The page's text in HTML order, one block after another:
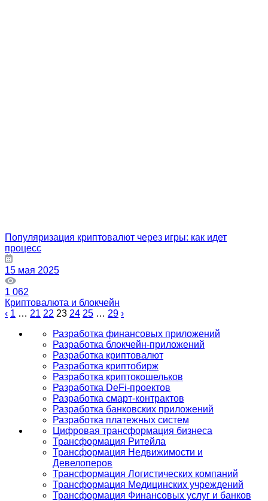
Популяризация криптовалют через игры: как идет
процесс
15 мая 2025
1 062
Криптовалюта и блокчейн
‹ 1 … 21 22 23 24 25 … 29 ›
Разработка финансовых приложений
Разработка блокчейн-приложений
Разработка криптовалют
Разработка криптобирж
Разработка криптокошельков
Разработка DeFi-проектов
Разработка смарт-контрактов
Разработка банковских приложений
Разработка платежных систем
Цифровая трансформация бизнеса
Трансформация Ритейла
Трансформация Недвижимости и
Девелоперов
Трансформация Логистических компаний
Трансформация Медицинских учреждений
Трансформация Финансовых услуг и банков